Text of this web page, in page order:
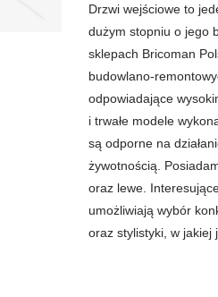
Drzwi wejściowe to
dużym stopniu o jego
sklepach Bricoman
budowlano-
odpowiadające
i trwałe modele
są odporne na
żywotnością.
oraz lewe.
umożliwiają wybór
oraz stylistyki, w jakiej